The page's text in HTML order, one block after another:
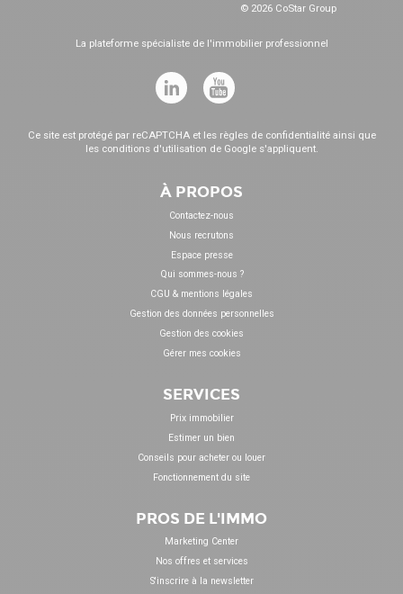
© 2026 CoStar Group
La plateforme spécialiste de l'immobilier professionnel
Ce site est protégé par reCAPTCHA et les règles de confidentialitéainsi que
les conditions d'utilisation de Google s'appliquent.
À PROPOS
Contactez-nous
Nous recrutons
Espace presse
Qui sommes-nous ?
CGU & mentions légales
Gestion des données personnelles
Gestion des cookies
Gérer mes cookies
SERVICES
Prix immobilier
Estimer un bien
Conseils pour acheter ou louer
Fonctionnement du site
PROS DE L'IMMO
Marketing Center
Nos offres et services
S'inscrire à la newsletter